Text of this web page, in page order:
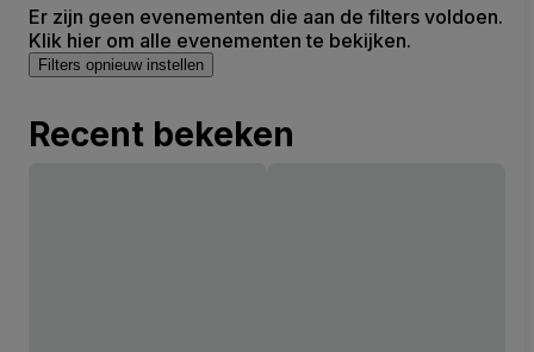
Er zijn geen evenementen die aan de filters voldoen.
Klik hier om alle evenementen te bekijken.
Filters opnieuw instellen
Recent bekeken